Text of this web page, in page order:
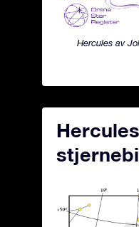
Hercules av
Hercules